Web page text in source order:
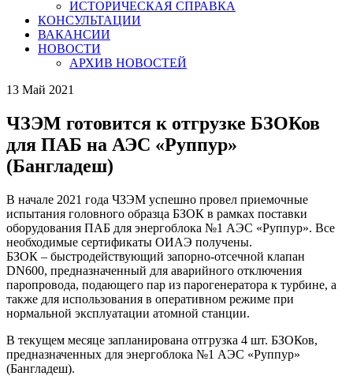
ИСТОРИЧЕСКАЯ СПРАВКА
КОНСУЛЬТАЦИИ
ВАКАНСИИ
НОВОСТИ
АРХИВ НОВОСТЕЙ
13 Май 2021
ЧЗЭМ готовится к отгрузке БЗОКов
для ПАБ на АЭС «Руппур»
(Бангладеш)
В начале 2021 года ЧЗЭМ успешно провел приемочные
испытания головного образца БЗОК в рамках поставки
оборудования ПАБ для энергоблока №1 АЭС «Руппур». Все
необходимые сертификаты ОИАЭ получены.
БЗОК – быстродействующий запорно-отсечной клапан
DN600, предназначенный для аварийного отключения
паропровода, подающего пар из парогенератора к турбине, а
также для использования в оперативном режиме при
нормальной эксплуатации атомной станции.
В текущем месяце запланирована отгрузка 4 шт. БЗОКов,
предназначенных для энергоблока №1 АЭС «Руппур»
(Бангладеш).